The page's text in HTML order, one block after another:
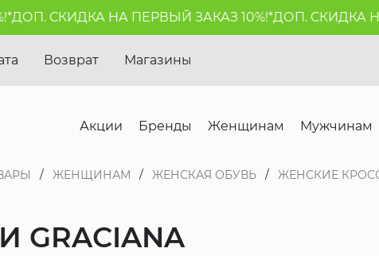
СКИДКА НА ПЕРВЫЙ ЗАКАЗ 10%!*ДОП. СКИДКА НА
Возврат Магазины
Акции Бренды Женщинам Мужчинам
ЖЕНЩИНАМ ЖЕНСКАЯ ОБУВЬ ЖЕНСКИЕ
GRACIANA